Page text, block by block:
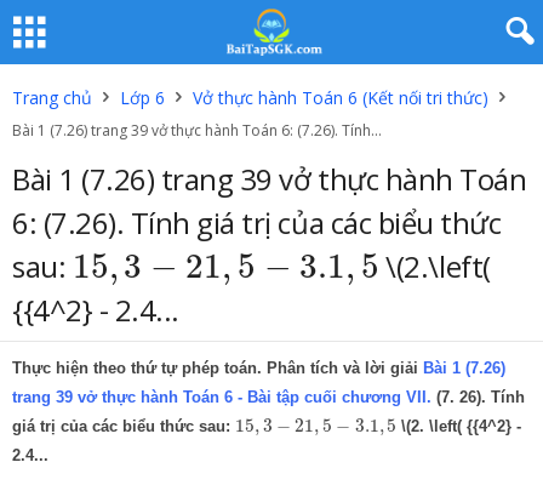
Trang chủ Lớp 6 Vở thực hành Toán 6 (Kết nối tri thức)
Bài 1 (7.26) trang 39 vở thực hành Toán 6: (7.26). Tính...
Bài 1 (7.26) trang 39 vở thực hành Toán
6: (7.26). Tính giá trị của các biểu thức
sau: 15, 3 − 21, 5 − 3.1, 5
15, 3 21, − 3. 1, 5
\(2.\left(
{{4^2} - 2.4...
Thực hiện theo thứ tự phép toán. Phân tích và lời giải Bài 1 (7.26)
trang 39 vở thực hành Toán 6 - Bài tập cuối chương VII. (7. 26). Tính
giá trị của các biểu thức sau: 15,3 − 21,5 − 3.1,5
15 3− 21,5 −3. 5
\(2. \left( {{4^2} -
2.4...